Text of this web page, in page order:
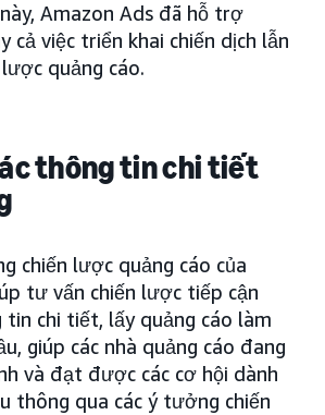
Amazon Ads đã hỗ trợ
cả việc triển khai chiến dịch lẫn
quảng cáo.
thông tin chi tiết
chiến lược quảng cáo của
tư vấn chiến lược tiếp cận
chi tiết, lấy quảng cáo làm
giúp các nhà quảng cáo đang
và đạt được các cơ hội dành
thông qua các ý tưởng chiến